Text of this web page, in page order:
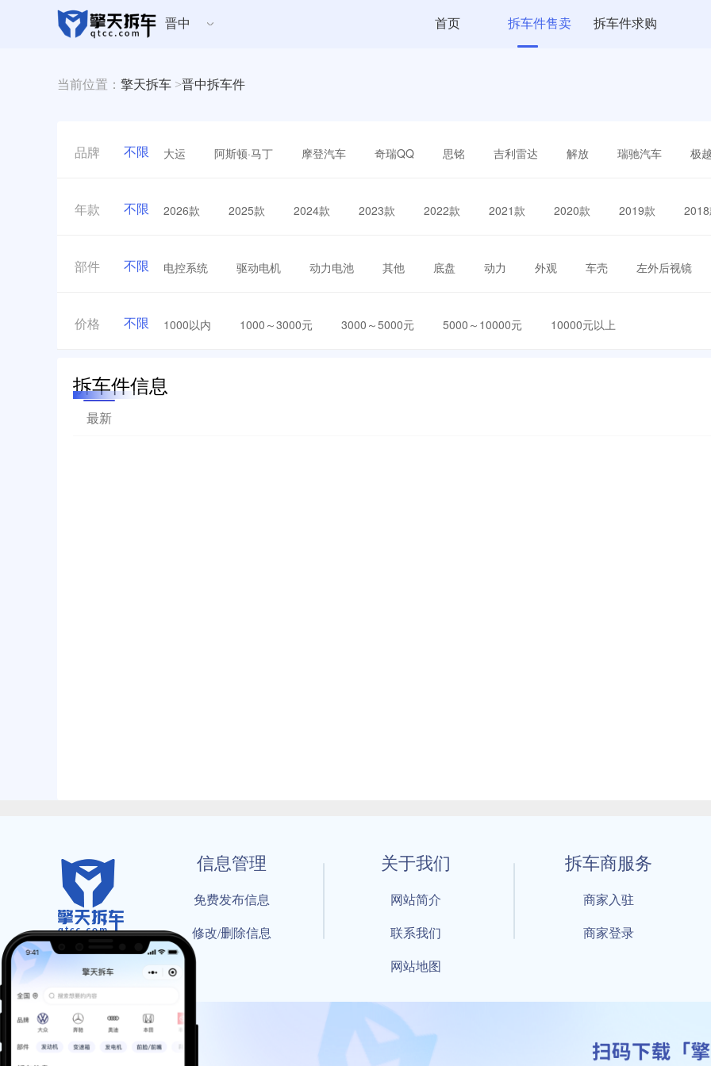
晋中 首页 拆车件售卖 拆车件求购
当前位置： 擎天拆车 >晋中拆车件
品牌 不限 大运 阿斯顿·马丁 摩登汽车 奇瑞QQ 思铭 吉利雷达 解放 瑞驰汽车 极
年款 不限 2026款 2025款 2024款 2023款 2022款 2021款 2020款 2019款
部件 不限 电控系统 驱动电机 动力电池 其他 底盘 动力 外观 车壳 左外后视镜
价格 不限 1000以内 1000～3000元 3000～5000元 5000～10000元 10000元以上
拆车件信息
最新
信息管理
免费发布信息
修改/删除信息
关于我们
网站简介
联系我们
网站地图
拆车商服务
商家入驻
商家登录
© 2021 By 擎天拆车-买卖拆车件，擎天拆车好省快 All Rights Reserved
工信部备案号：鲁ICP备18021004号-17 公安部备案号： 鲁公网安备